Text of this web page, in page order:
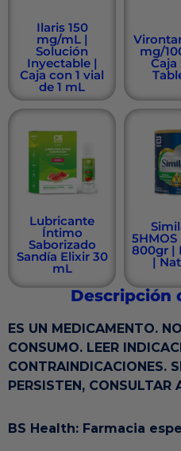
Ilaris 150
mg/mL |
Solución
Inyectable |
Caja con 1 vial
de 1 mL
mg/
Caja
Lubricante
Íntimo
Saborizado
Sandía Elixir 30
mL
5HMOS
800gr |
|
Descripción
ES UN MEDICAMENTO.
CONSUMO. LEER
CONTRAINDICACIONES.
PERSISTEN, CONSULTAR
BS Health: Farmacia